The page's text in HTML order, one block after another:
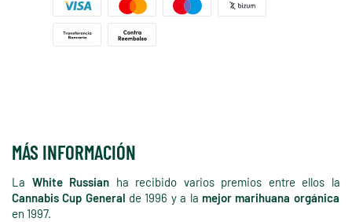
MÁS INFORMACIÓN
La White Russian ha recibido varios premios entre ellos la
Cannabis Cup General de 1996 y a la mejor marihuana orgánica
en 1997.